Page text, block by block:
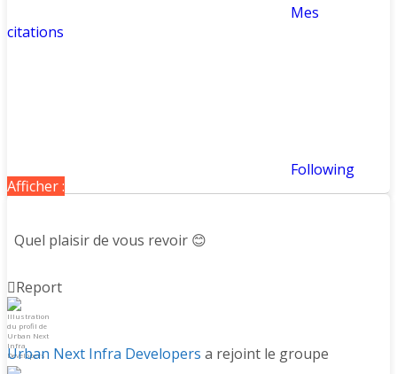
Mes
citations
Following
Afficher :
Quel plaisir de vous revoir 😊
Report
Urban Next Infra Developers a rejoint le groupe